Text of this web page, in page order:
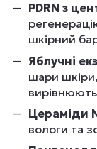
PDRN з
шкірний
Яблучні
шари
Цераміди
вологи та